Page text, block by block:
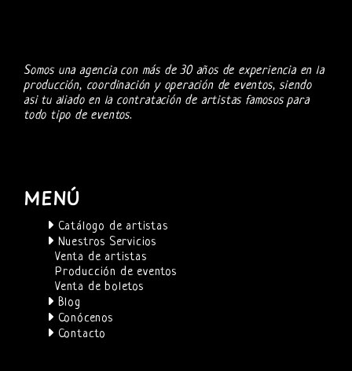
Somos una agencia con más de 30 años de experiencia en la
producción, coordinación y operación de eventos, siendo
asi tu aliado en la contratación de artistas famosos para
todo tipo de eventos.
MENÚ
Catálogo de artistas
Nuestros Servicios
Venta de artistas
Producción de eventos
Venta de boletos
Blog
Conócenos
Contacto